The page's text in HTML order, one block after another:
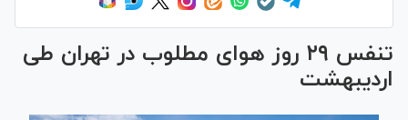
تنفس ۲۹ روز هوای مطلوب در تهران طی
اردیبهشت